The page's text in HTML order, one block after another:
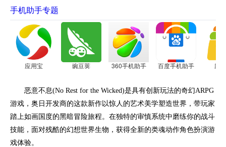
手机助手专题
应用宝 豌豆荚 360手机助手 百度手机助手 应
恶意不息(No Rest for the Wicked)是具有创新玩法的奇幻ARPG
游戏，奥日开发商的这款新作以惊人的艺术美学塑造世界，带玩家
踏上如画国度的黑暗冒险旅程。在独特的审慎系统中磨练你的战斗
技能，面对残酷的幻想世界生物，获得全新的类魂动作角色扮演游
戏体验。